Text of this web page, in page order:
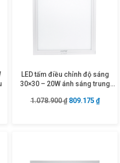
₫.
hiện tại là: 2.094.225 ₫.
LED tấm điều chỉnh độ sáng
30×30 – 20W ánh sáng trung
1.078.900₫ Giá gốc là:
809.175 ₫Giá